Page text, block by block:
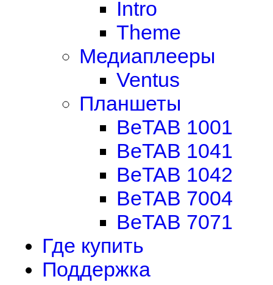
Intro
Theme
Медиаплееры
Ventus
Планшеты
BeTAB 1001
BeTAB 1041
BeTAB 1042
BeTAB 7004
BeTAB 7071
Где купить
Поддержка